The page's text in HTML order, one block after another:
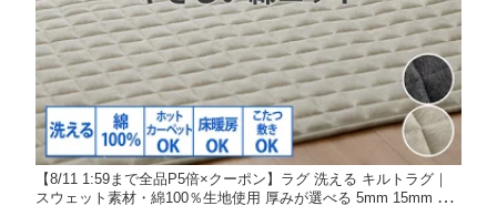
【8/11 1:59まで全品P5倍×クーポン】ラグ 洗える キルトラグ｜
スウェット素材・綿100％生地使用 厚みが選べる 5mm 15mm カ